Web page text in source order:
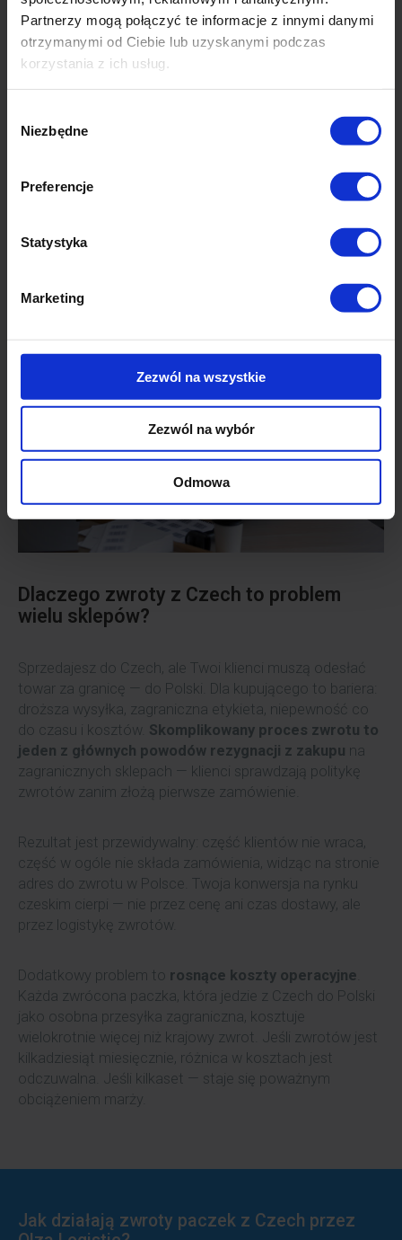
Partnerzy mogą połączyć te informacje z innymi danymi
otrzymanymi od Ciebie lub uzyskanymi podczas
korzystania z ich usług.
zgody
Niezbędne
Preferencje
Statystyka
Marketing
Zezwól na wszystkie
Zezwól na wybór
Odmowa
Dlaczego zwroty z Czech to problem
wielu sklepów?
Sprzedajesz do Czech, ale Twoi klienci muszą odesłać
towar za granicę — do Polski. Dla kupującego to bariera:
droższa wysyłka, zagraniczna etykieta, niepewność co
do czasu i kosztów. Skomplikowany proces zwrotu to
jeden z głównych powodów rezygnacji z zakupu na
zagranicznych sklepach — klienci sprawdzają politykę
zwrotów zanim złożą pierwsze zamówienie.
Rezultat jest przewidywalny: część klientów nie wraca,
część w ogóle nie składa zamówienia, widząc na stronie
adres do zwrotu w Polsce. Twoja konwersja na rynku
czeskim cierpi — nie przez cenę ani czas dostawy, ale
przez logistykę zwrotów.
Dodatkowy problem to rosnące koszty operacyjne
Każda zwrócona paczka, która jedzie z Czech do Polski
jako osobna przesyłka zagraniczna, kosztuje
wielokrotnie więcej niż krajowy zwrot. Jeśli zwrotów jest
kilkadziesiąt miesięcznie, różnica w kosztach jest
odczuwalna. Jeśli kilkaset — staje się poważnym
obciążeniem marży.
Jak działają zwroty paczek z Czech przez